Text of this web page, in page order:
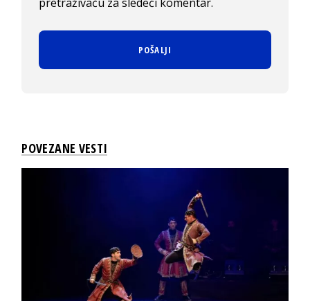
pretraživaču za sledeći komentar.
POVEZANE VESTI